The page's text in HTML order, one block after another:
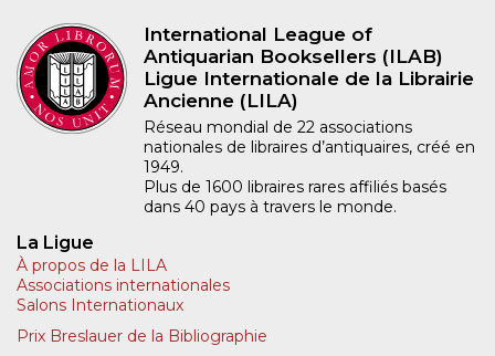
International League of
Antiquarian Booksellers (ILAB)
Ligue Internationale de la Librairie
Ancienne (LILA)
Réseau mondial de 22 associations
nationales de libraires d’antiquaires, créé en
1949.
Plus de 1600 libraires rares affiliés basés
dans 40 pays à travers le monde.
La Ligue
À propos de la LILA
Associations internationales
Salons Internationaux
Prix Breslauer de la Bibliographie